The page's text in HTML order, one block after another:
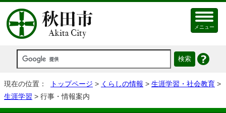
メニュー
現在の位置： トップページ > くらしの情報 > 生涯学習・社会教育 >
生涯学習 > 行事・情報案内